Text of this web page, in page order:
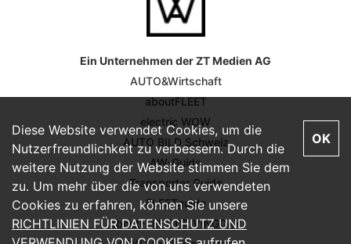
Diese Website verwendet Cookies, um die
Nutzerfreundlichkeit zu verbessern. Durch die
weitere Nutzung der Website stimmen Sie dem
zu. Um mehr über die von uns verwendeten
Cookies zu erfahren, können Sie unsere
RICHTLINIEN FÜR DATENSCHUTZ UND
OK
Ein Unternehmen der ZT Medien AG
AUTO&Wirtschaft
aboutFLEET
electric WOW
AUTO BILD Schweiz
AW-Guide
Transporter Guide
FLEETguide
aboutFLEET DRIVINGDAY